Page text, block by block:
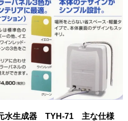
水生成器 TYH-71 主な仕様